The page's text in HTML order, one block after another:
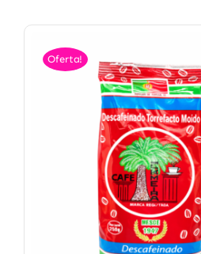
Oferta!